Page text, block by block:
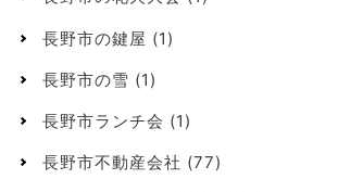
長野市の鍵屋 (1)
長野市の雪 (1)
長野市ランチ会 (1)
長野市不動産会社 (77)